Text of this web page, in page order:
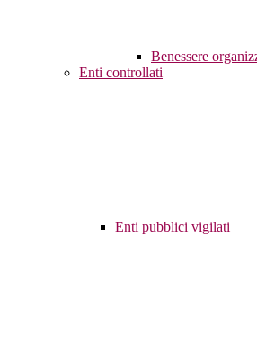
Benessere
Enti controllati
Enti pubblici vigilati